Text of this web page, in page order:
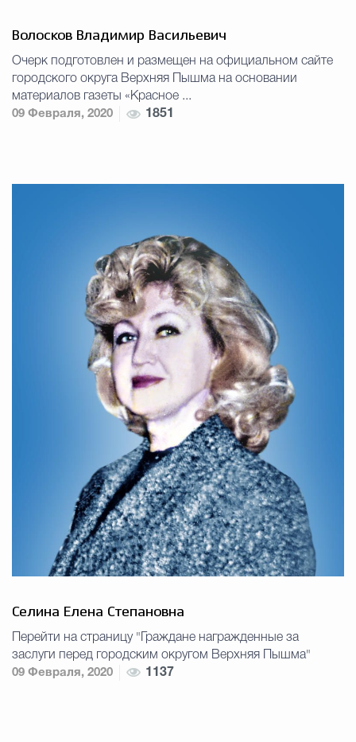
Волосков Владимир Васильевич
Очерк подготовлен и размещен на официальном сайте
городского округа Верхняя Пышма на основании
материалов газеты «Красное ...
09 Февраля, 2020
1851
Селина Елена Степановна
Перейти на страницу "Граждане награжденные за
заслуги перед городским округом Верхняя Пышма"
09 Февраля, 2020
1137